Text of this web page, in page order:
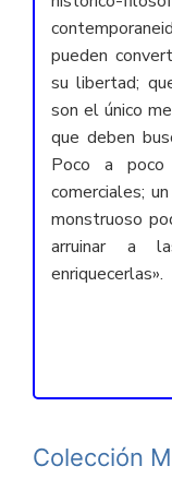
pueden
su libertad;
son el único
que deben
Poco a poco
comerciales;
monstruoso
arruinar a
enriquecerlas».
Colección